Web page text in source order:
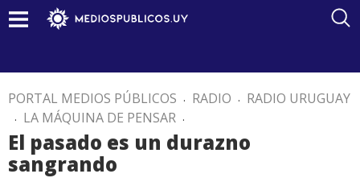
PORTAL MEDIOS PÚBLICOS . RADIO . RADIO URUGUAY
. LA MÁQUINA DE PENSAR .
El pasado es un durazno
sangrando